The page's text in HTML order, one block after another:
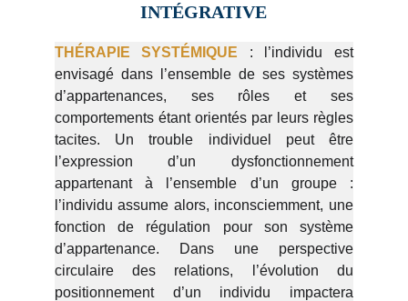
INTÉGRATIVE
THÉRAPIE SYSTÉMIQUE : l’individu est
envisagé dans l’ensemble de ses systèmes
d’appartenances, ses rôles et ses
comportements étant orientés par leurs règles
tacites. Un trouble individuel peut être
l’expression d’un dysfonctionnement
appartenant à l’ensemble d’un groupe :
l’individu assume alors, inconsciemment, une
fonction de régulation pour son système
d’appartenance. Dans une perspective
circulaire des relations, l’évolution du
positionnement d’un individu impactera